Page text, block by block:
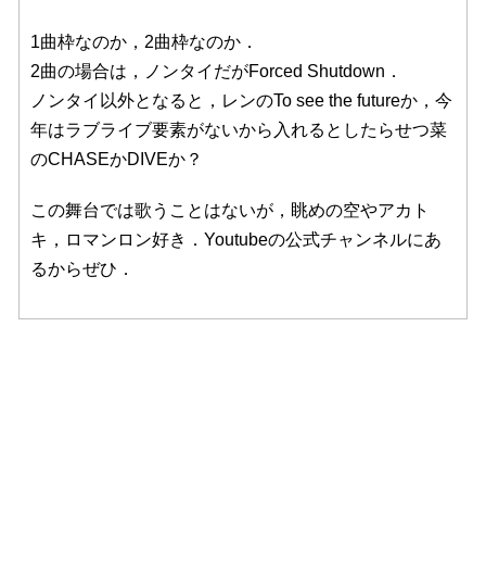
1曲枠なのか，2曲枠なのか．
2曲の場合は，ノンタイだがForced Shutdown．
ノンタイ以外となると，レンのTo see the futureか，今
年はラブライブ要素がないから入れるとしたらせつ菜
のCHASEかDIVEか？
この舞台では歌うことはないが，眺めの空やアカト
キ，ロマンロン好き．Youtubeの公式チャンネルにあ
るからぜひ．